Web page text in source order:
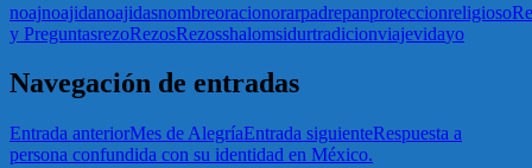
noajnoajidanoajidasnombreoracionorarpadrepanproteccionreligioso
y PreguntasrezoRezosRezosshalomsidurtradicionviajevidayo
Navegación de entradas
Entrada anteriorMes de AlegríaEntrada siguienteRespuesta a
persona confundida con su identidad en México.